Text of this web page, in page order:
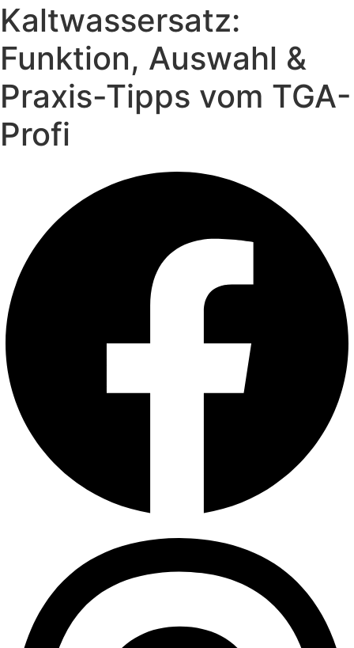
Kaltwassersatz:
Funktion, Auswahl &
Praxis-Tipps vom TGA-
Profi